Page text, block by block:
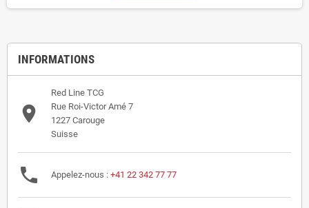
INFORMATIONS
place
Red Line TCG
Rue Roi-Victor Amé 7
1227 Carouge
Suisse
phone Appelez-nous : +41 22 342 77 77